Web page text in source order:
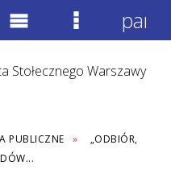
PUBLICZNE
„ODBIÓR,
Menu
główne
Menu
panel